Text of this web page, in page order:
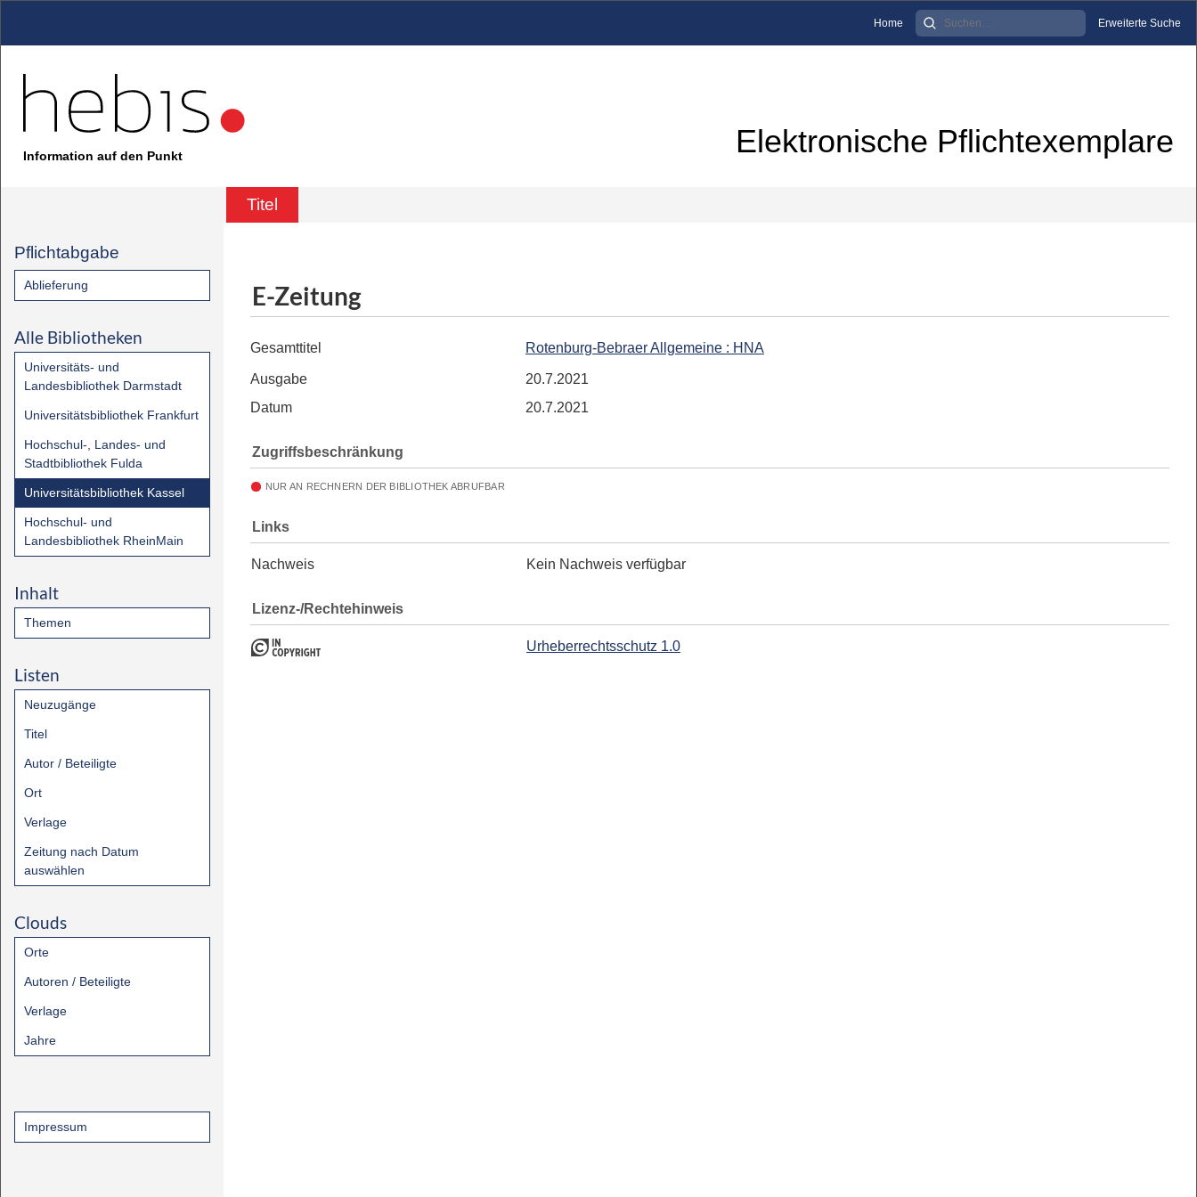
Home Erweiterte Suche
Information auf den Punkt Elektronische Pflichtexemplare
Titel
Pflichtabgabe
Ablieferung
Alle Bibliotheken
Universitäts- und
Landesbibliothek Darmstadt
Universitätsbibliothek Frankfurt
Hochschul-, Landes- und
Stadtbibliothek Fulda
Universitätsbibliothek Kassel
Hochschul- und
Landesbibliothek RheinMain
Inhalt
Themen
Listen
Neuzugänge
Titel
Autor / Beteiligte
Ort
Verlage
Zeitung nach Datum
auswählen
Clouds
Orte
Autoren / Beteiligte
Verlage
Jahre
Impressum
E-Zeitung
Gesamttitel Rotenburg-Bebraer Allgemeine : HNA
Ausgabe
20.7.2021
Datum
20.7.2021
Zugriffsbeschränkung
NUR AN RECHNERN DER BIBLIOTHEK ABRUFBAR
Links
Nachweis Kein Nachweis verfügbar
Lizenz-/Rechtehinweis
Urheberrechtsschutz 1.0